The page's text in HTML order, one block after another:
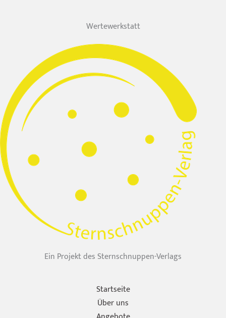
Wertewerkstatt
Ein Projekt des Sternschnuppen-Verlags
Startseite
Über uns